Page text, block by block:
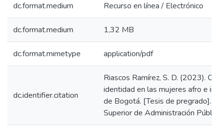
dc.format.medium Recurso en línea / Electrónico
dc.format.medium 1,32 MB
dc.format.mimetype application/pdf
dc.identifier.citation
Riascos Ramírez, S. D. (2023).
identidad en las mujeres afro e
de Bogotá. [Tesis de pregrado].
Superior de Administración